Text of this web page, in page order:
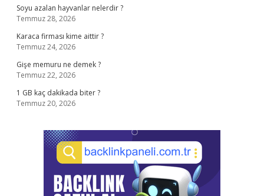
Soyu azalan hayvanlar nelerdir ?
Temmuz 28, 2026
Karaca firması kime aittir ?
Temmuz 24, 2026
Gişe memuru ne demek ?
Temmuz 22, 2026
1 GB kaç dakikada biter ?
Temmuz 20, 2026